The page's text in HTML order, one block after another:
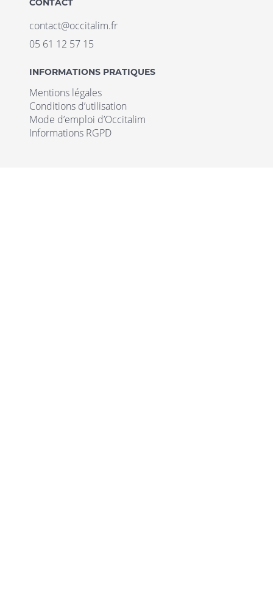
contact@occitalim.fr
05 61 12 57 15
INFORMATIONS PRATIQUES
Mentions légales
Conditions d’utilisation
Mode d’emploi d’Occitalim
Informations RGPD